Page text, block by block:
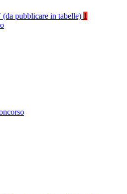
pubblicare in tabelle) 1